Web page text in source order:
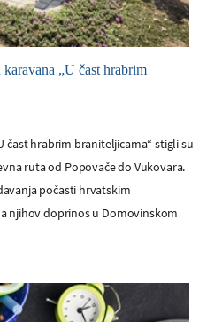
„U čast hrabrim
čast hrabrim braniteljicama“ stigli su
ruta od Popovače do Vukovara.
počasti hrvatskim
njihov doprinos u Domovinskom